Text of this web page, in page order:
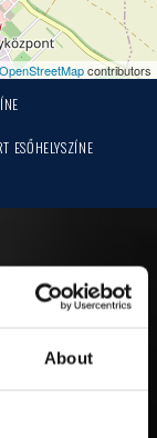
About
OpenStreetMapcontributors
ESŐHELYSZÍNE